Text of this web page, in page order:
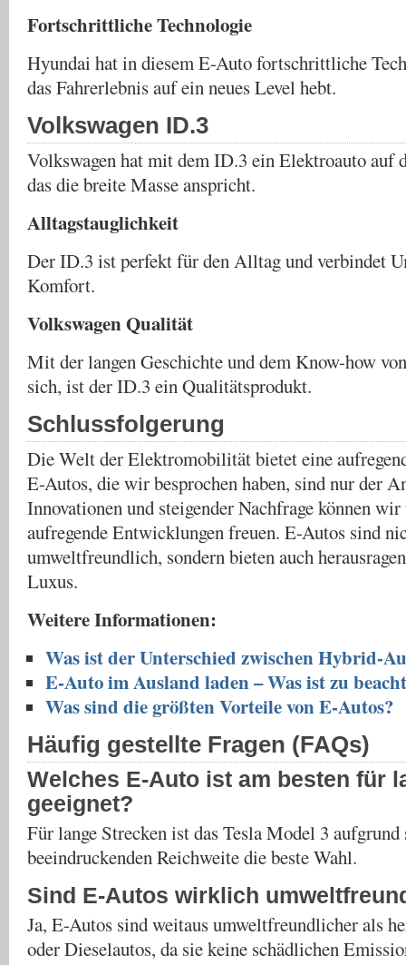
Fortschrittliche Technologie
Hyundai hat in diesem E-Auto fortschrittliche
das Fahrerlebnis auf ein neues Level hebt.
Volkswagen ID.3
Volkswagen hat mit dem ID.3 ein Elektroauto auf
das die breite Masse anspricht.
Alltagstauglichkeit
Der ID.3 ist perfekt für den Alltag und verbindet
Komfort.
Volkswagen Qualität
Mit der langen Geschichte und dem Know-how
sich, ist der ID.3 ein Qualitätsprodukt.
Schlussfolgerung
Die Welt der Elektromobilität bietet eine
E-Autos, die wir besprochen haben, sind nur der
Innovationen und steigender Nachfrage können
aufregende Entwicklungen freuen. E-Autos sind
umweltfreundlich, sondern bieten auch
Luxus.
Weitere Informationen:
Was ist der Unterschied zwischen Hybrid-
E-Auto im Ausland laden – Was ist zu
Was sind die größten Vorteile von E-Autos?
Häufig gestellte Fragen (FAQs)
Welches E-Auto ist am besten für
geeignet?
Für lange Strecken ist das Tesla Model 3 aufgrund
beeindruckenden Reichweite die beste Wahl.
Sind E-Autos wirklich
Ja, E-Autos sind weitaus umweltfreundlicher als
oder Dieselautos, da sie keine schädlichen